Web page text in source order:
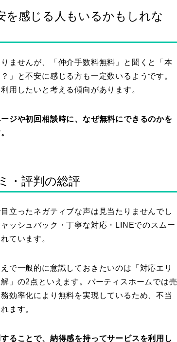
を感じる人もいるかもしれな
ませんが、「仲介手数料無料」と聞くと「本
」と不安に感じる方も一定数いるようです。
用したいと考える傾向があります。
ジや初回相談時に、なぜ無料にできるのかを
・評判の総評
立ったネガティブな声は見当たりませんでし
ッシュバック・丁寧な対応・LINEでのスムー
ています。
で一般的に意識しておきたいのは「対応エリ
」の2点といえます。バーティスホームでは売
効率化により無料を実現しているため、不当
ます。
ることで、納得感を持ってサービスを利用し